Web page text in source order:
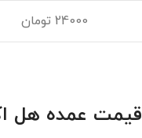
24000 تومان
قیمت عمده هل